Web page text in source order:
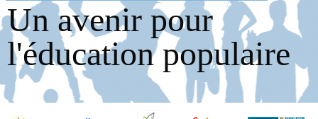
Un avenir pour
l'éducation populaire